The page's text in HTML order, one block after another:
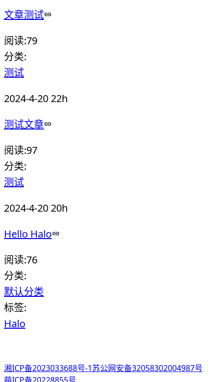
文章测试
阅读:79
分类:
测试
2024-4-20 22h
测试文章
阅读:97
分类:
测试
2024-4-20 20h
Hello Halo
阅读:76
分类:
默认分类
标签:
Halo
湘ICP备2023033688号-1苏公网安备32058302004987号